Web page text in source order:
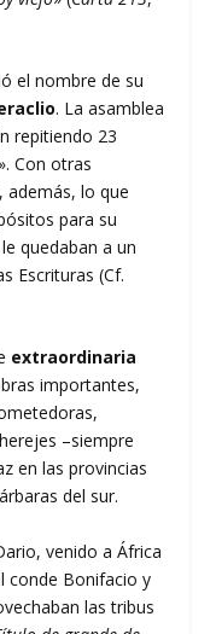
el nombre de su
. La asamblea
repitiendo 23
». Con otras
además, lo que
para su
quedaban a un
Escrituras (Cf.
extraordinaria
importantes,
–siempre
en las provincias
del sur.
venido a África
conde Bonifacio y
las tribus